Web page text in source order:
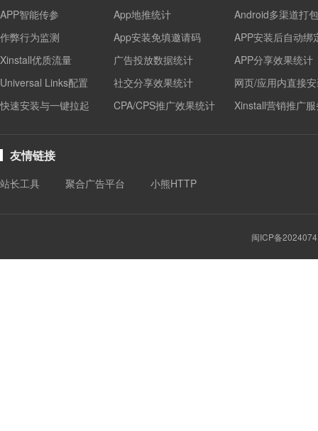
APP智能传参
作弊行为监测
Xinstall优质流量
Universal Links配置
快速安装与一键拉起
App地推统计
Android多渠道打包
App安装免填邀请码
APP安装后自动绑
广告投放数据统计
APP分享效果统计
社交分享效果统计
网页/应用内直接
CPA/CPS推广效果统计
Xinstall营销推广
友情链接
站长工具 聚合广告平台 小熊HTTP
闽ICP备